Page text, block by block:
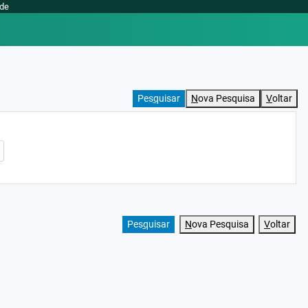
Pesquisar Nova Pesquisa Voltar
Pesquisar Nova Pesquisa Voltar